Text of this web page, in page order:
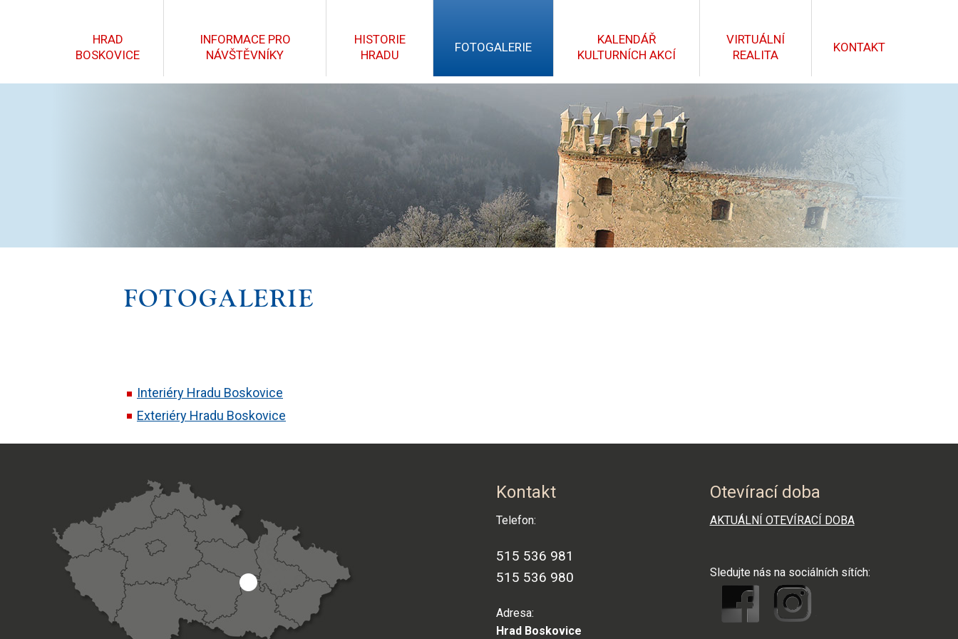
FOTOGALERIE
Interiéry Hradu Boskovice
Exteriéry Hradu Boskovice
HRAD
BOSKOVICE
INFORMACE PRO
NÁVŠTĚVNÍKY
HISTORIE
HRADU
FOTOGALERIE
KALENDÁŘ
KULTURNÍCH AKCÍ
VIRTUÁLNÍ
REALITA
KONTAKT
Kontakt
Telefon:
515 536 981
515 536 980
Adresa:
Hrad Boskovice
Otevírací doba
AKTUÁLNÍ OTEVÍRACÍ DOBA
Sledujte nás na sociálních sítích: